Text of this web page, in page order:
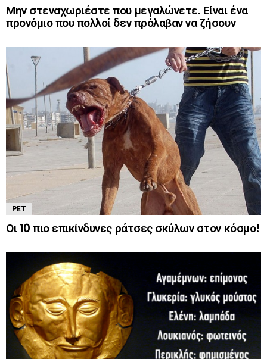
Μην στεναχωριέστε που μεγαλώνετε. Είναι ένα
προνόμιο που πολλοί δεν πρόλαβαν να ζήσουν
PET
Οι 10 πιο επικίνδυνες ράτσες σκύλων στον κόσμο!